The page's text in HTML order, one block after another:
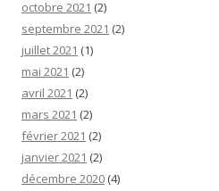
octobre 2021 (2)
septembre 2021 (2)
juillet 2021 (1)
mai 2021 (2)
avril 2021 (2)
mars 2021 (2)
février 2021 (2)
janvier 2021 (2)
décembre 2020 (4)